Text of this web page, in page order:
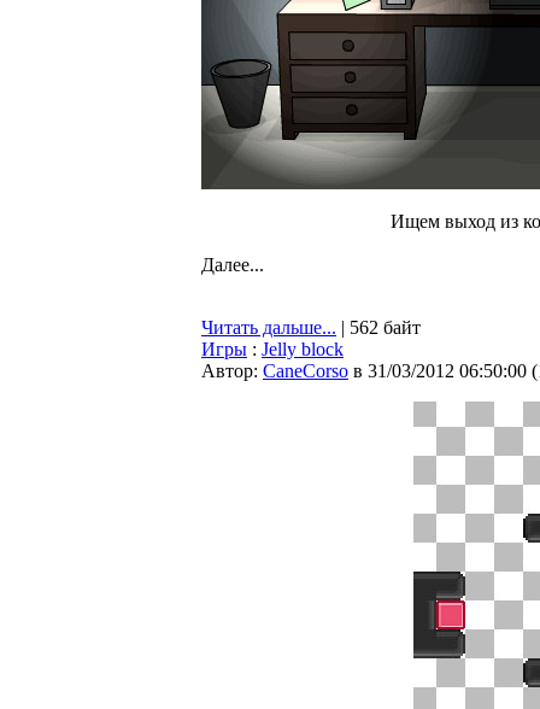
Ищем выход из
Далее...
Читать дальше... | 562 байт
Игры : Jelly block
Автор: CaneCorso в 31/03/2012 06:50:00 (